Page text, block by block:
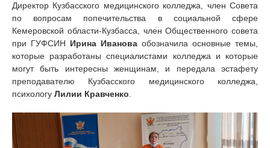
Директор Кузбасского медицинского колледжа, член Совета
по вопросам попечительства в социальной сфере
Кемеровской области-Кузбасса, член Общественного совета
при ГУФСИН Ирина Иванова обозначила основные темы,
которые разработаны специалистами колледжа и которые
могут быть интересны женщинам, и передала эстафету
преподавателю Кузбасского медицинского колледжа,
психологу Лилии Кравченко.